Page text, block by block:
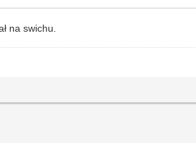
na swichu.